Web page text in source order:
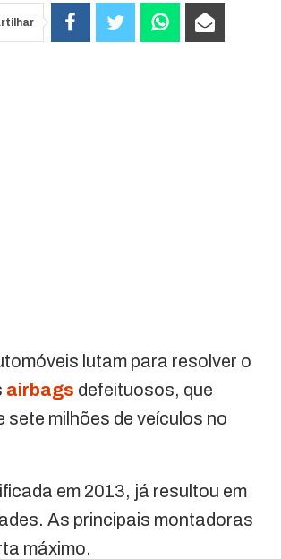
lutam para resolver o
airbags defeituosos, que
sete milhões de veículos no
em 2013, já resultou em
As principais montadoras
máximo.